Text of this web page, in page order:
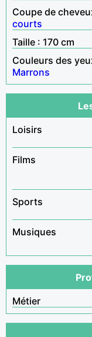
Coupe de
courts
Taille : 170 cm
Couleurs des
Marrons
Loisirs
Films
Sports
Musiques
Métier